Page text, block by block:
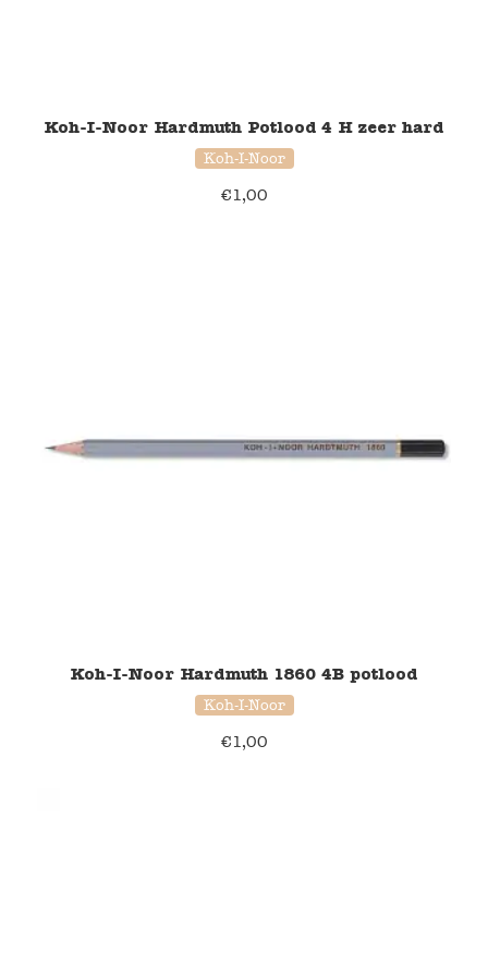
Koh-I-Noor Hardmuth Potlood 4 H zeer hard
Koh-I-Noor
€1,00
Koh-I-Noor Hardmuth 1860 4B potlood
Koh-I-Noor
€1,00